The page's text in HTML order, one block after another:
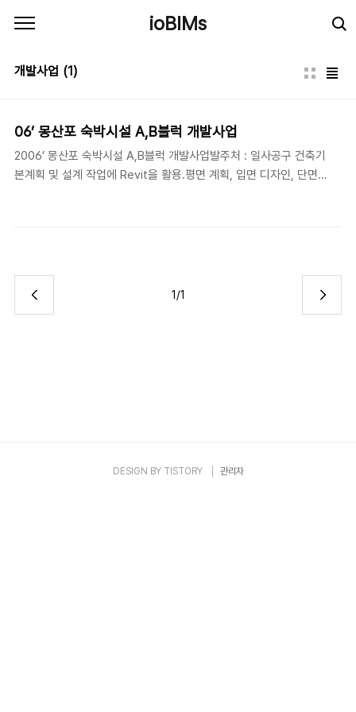
ioBIMs
개발사업 (1)
06’ 몽산포 숙박시설 A,B블럭 개발사업
2006’ 몽산포 숙박시설 A,B블럭 개발사업발주처 : 일사공구 건축기
본계획 및 설계 작업에 Revit을 활용.평면 계획, 입면 디자인, 단면
1/1
DESIGN BY TISTORY 관리자